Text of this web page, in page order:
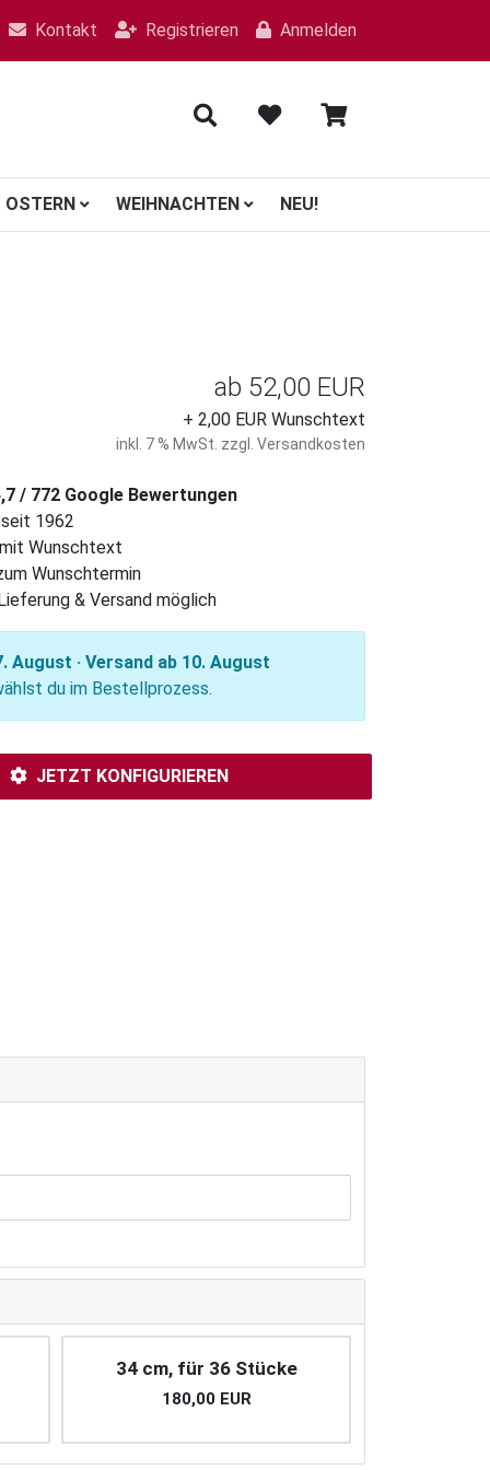
Kontakt Registrieren Anmelden
OSTERN WEIHNACHTEN NEU!
ab 52,00 EUR
+ 2,00 EUR Wunschtext
inkl. 7 % MwSt. zzgl. Versandkosten
/ 772 Google Bewertungen
1962
Wunschtext
Wunschtermin
& Versand möglich
August · Versand ab 10. August
du im Bestellprozess.
JETZT KONFIGURIEREN
34 cm, für 36 Stücke
180,00 EUR